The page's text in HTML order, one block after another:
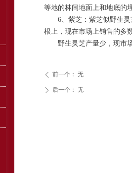
等地的林间地面上和地底的
6、紫芝：紫芝似野生灵
根上，现在市场上销售的多
野生灵芝产量少，现市场
ꄴ 前一个： 无
ꄲ 后一个： 无